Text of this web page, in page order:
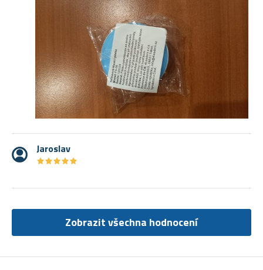
Jaroslav
★★★★★
★★★★★
Zobrazit všechna hodnocení